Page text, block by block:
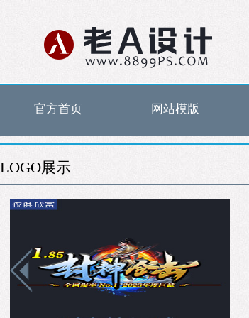
官方首页 网站模版
LOGO展示